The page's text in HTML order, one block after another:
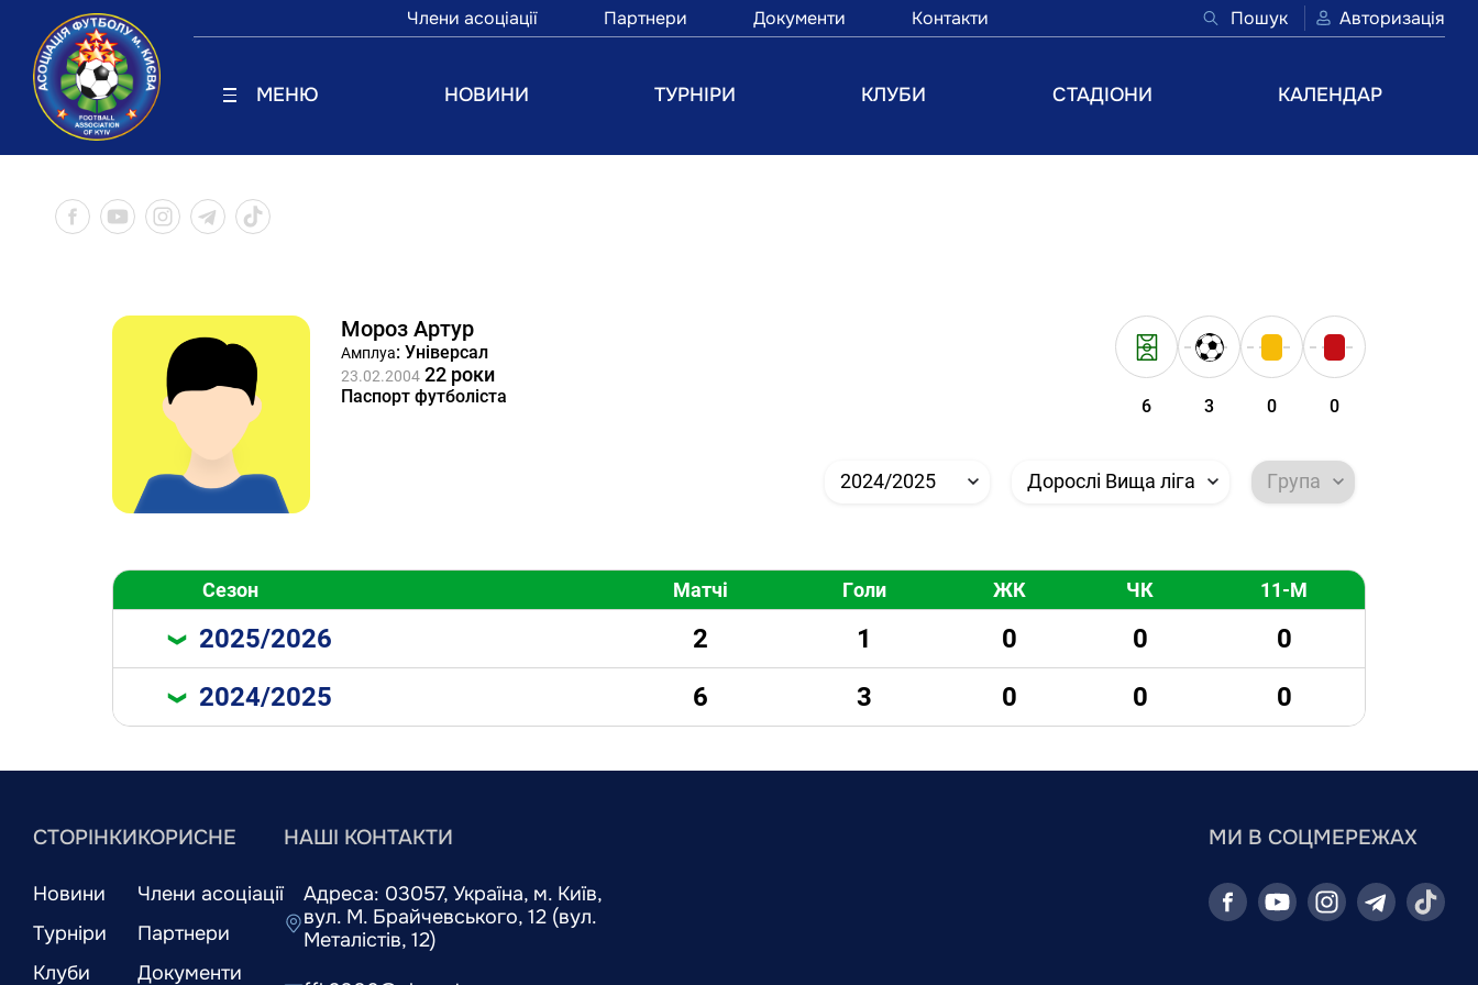
Члени асоціації Партнери Документи Контакти Пошук Авторизація
МЕНЮ НОВИНИ ТУРНІРИ КЛУБИ СТАДІОНИ КАЛЕНДАР
Мороз Артур
Амплуа: Універсал
23.02.2004 22 роки
Паспорт футболіста 6 3 0 0
2024/2025 Дорослі Вища ліга Група
Сезон Матчі Голи ЖК ЧК 11-М
2025/2026 2 1 0 0
0
2024/2025
6 3 0 0 0
СТОРІНКИ
Новини
Турніри
Клуби
КОРИСНЕ
Члени асоціації
Партнери
Документи
НАШІ КОНТАКТИ
Адреса: 03057, Україна, м. Київ,
вул. М. Брайчевського, 12 (вул.
Металістів, 12)
МИ В СОЦМЕРЕЖАХ